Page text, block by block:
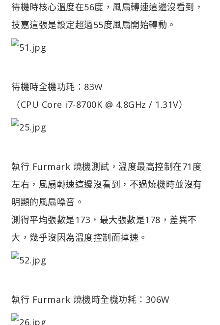
待機時核心溫度在56度，風扇轉速這邊沒看到，
技嘉這張是設定超過55度風扇開始轉動。
待機時全機功耗：83W
（CPU Core i7-8700K @ 4.8GHz / 1.31V）
執行 Furmark 燒機測試，溫度最高控制在71度
左右，風扇轉速這邊沒看到，不過燒機時並沒有
明顯的風扇噪音。
測得平均張數是173，最大張數是178，差異不
大，幾乎沒因為溫度控制而掉速。
執行 Furmark 燒機時全機功耗：306W